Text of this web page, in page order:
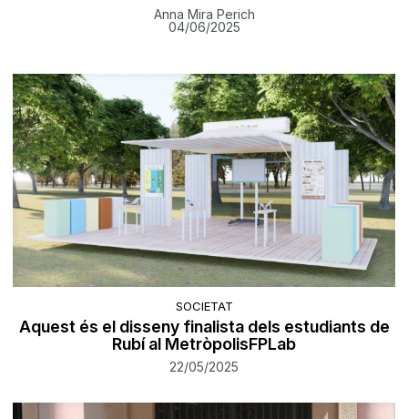
Anna Mira Perich
04/06/2025
SOCIETAT
Aquest és el disseny finalista dels estudiants de
Rubí al MetròpolisFPLab
22/05/2025